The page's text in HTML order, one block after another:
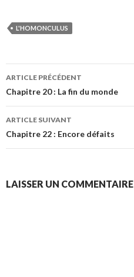
L'HOMONCULUS
Navigation
des
articles
ARTICLE PRÉCÉDENT
Chapitre 20 : La fin du monde
ARTICLE SUIVANT
Chapitre 22 : Encore défaits
LAISSER UN COMMENTAIRE